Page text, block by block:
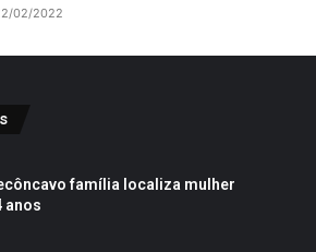
02/2022
família localiza mulher
anos